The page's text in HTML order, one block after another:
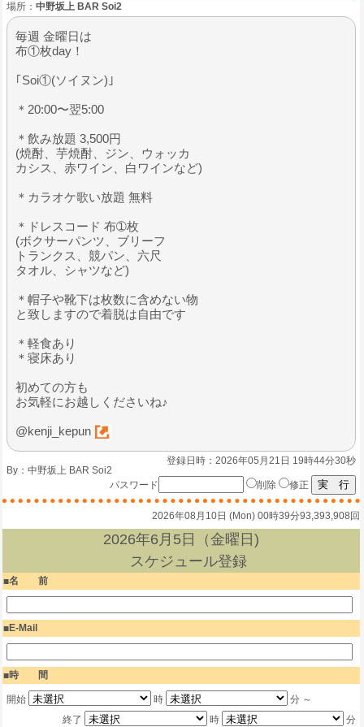
場所： 中野坂上 BAR Soi2
毎週 金曜日は
布①枚day！
｢Soi①(ソイヌン)｣
＊20:00〜翌5:00
＊飲み放題 3,500円
(焼酎、芋焼酎、ジン、ウォッカ
カシス、赤ワイン、白ワインなど)
＊カラオケ歌い放題 無料
＊ドレスコード 布➀枚
(ボクサーパンツ、ブリーフ
トランクス、競パン、六尺
タオル、シャツなど)
＊帽子や靴下は枚数に含めない物
と致しますので着脱は自由です
＊軽食あり
＊寝床あり
初めての方も
お気軽にお越しくださいね♪
@kenji_kepun
登録日時：2026年05月21日 19時44分30秒
By： 中野坂上 BAR Soi2
パスワード
削除 修正
2026年08月10日 (Mon) 00時39分93,393,908回
2026年6月5日（金曜日)
スケジュール登録
名 前
E-Mail
時 間
開始 時
分 ～
終了
時
分